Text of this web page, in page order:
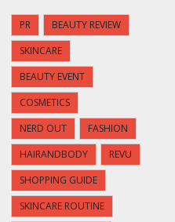
PR
BEAUTY REVIEW
SKINCARE
BEAUTY EVENT
COSMETICS
NERD OUT
FASHION
HAIRANDBODY
REVU
SHOPPING GUIDE
SKINCARE ROUTINE